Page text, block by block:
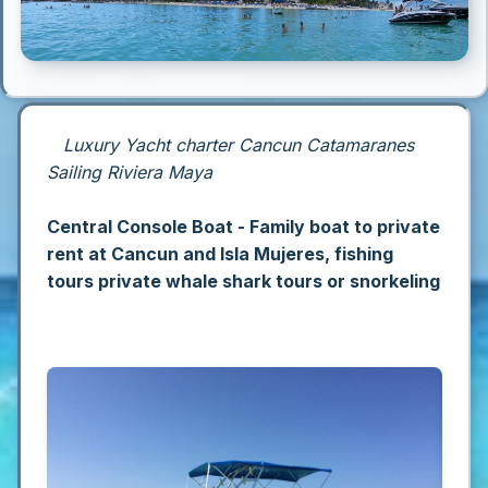
Luxury Yacht charter Cancun Catamaranes
Sailing Riviera Maya
Central Console Boat - Family boat to private
rent at Cancun and Isla Mujeres, fishing
tours private whale shark tours or snorkeling